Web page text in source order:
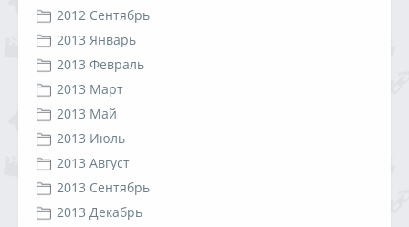
2012 Сентябрь
2013 Январь
2013 Февраль
2013 Март
2013 Май
2013 Июль
2013 Август
2013 Сентябрь
2013 Декабрь